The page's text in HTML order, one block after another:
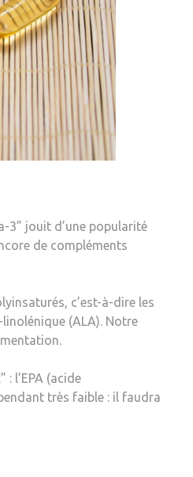
3” jouit d’une popularité
de compléments
c’est-à-dire les
(ALA). Notre
l’EPA (acide
très faible : il faudra